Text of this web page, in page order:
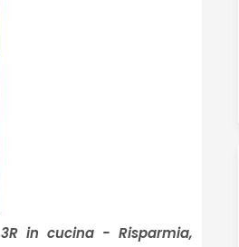
3R in cucina - Risparmia,